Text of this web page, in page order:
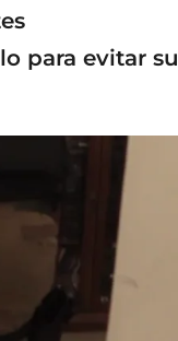
para evitar su